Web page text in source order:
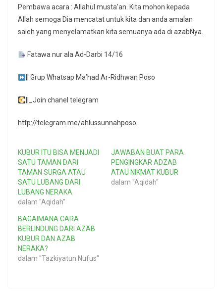
Pembawa acara : Allahul musta’an. Kita mohon kepada
Allah semoga Dia mencatat untuk kita dan anda amalan
saleh yang menyelamatkan kita semuanya ada di azabNya.
Fatawa nur ala Ad-Darbi 14/16
|| Grup Whatsap Ma’had Ar-Ridhwan Poso
||_Join chanel telegram
http://telegram.me/ahlussunnahposo
KUBUR ITU BISA MENJADI
SATU TAMAN DARI
TAMAN SURGA ATAU
SATU LUBANG DARI
LUBANG NERAKA
dalam "Aqidah"
JAWABAN BUAT PARA
PENGINGKAR ADZAB
ATAU NIKMAT KUBUR
dalam "Aqidah"
BAGAIMANA CARA
BERLINDUNG DARI AZAB
KUBUR DAN AZAB
NERAKA?
dalam "Tazkiyatun Nufus"